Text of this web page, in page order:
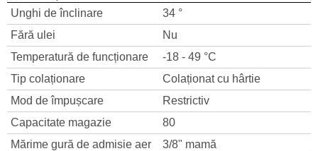
Unghi de înclinare
34 °
Fără ulei
Nu
Temperatură de funcționare
-18 - 49 °C
Tip colaționare
Colaționat cu hârtie
Mod de împușcare
Restrictiv
Capacitate magazie
80
Mărime gură de admisie aer
3/8" mamă